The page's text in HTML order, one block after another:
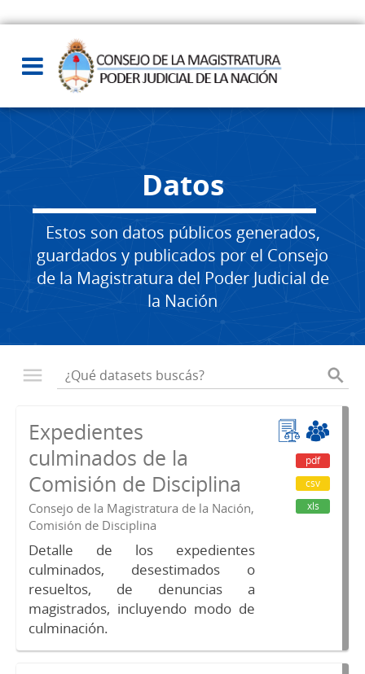
Datos
Estos son datos públicos generados,
guardados y publicados por el Consejo
de la Magistratura del Poder Judicial de
la Nación
Expedientes
culminados de la
Comisión de Disciplina
Consejo de la Magistratura de la Nación,
Comisión de Disciplina
Detalle de los expedientes
culminados, desestimados o
resueltos, de denuncias a
magistrados, incluyendo modo de
culminación.
pdf
csv
xls